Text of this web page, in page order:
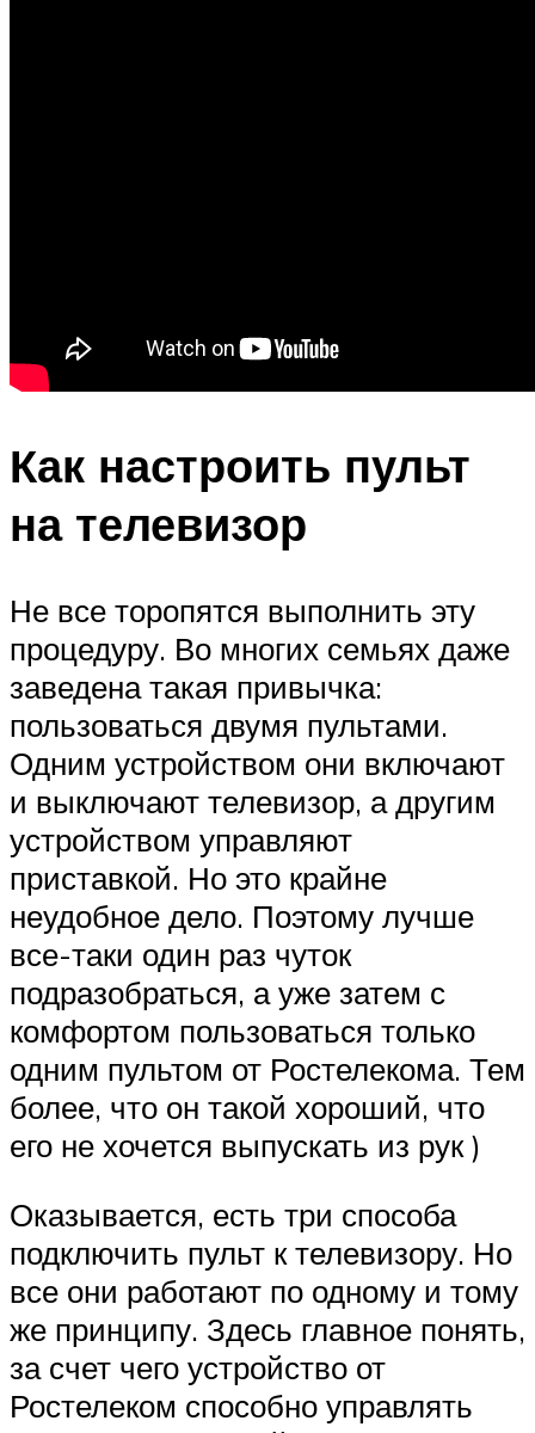
Как настроить пульт
на телевизор
Не все торопятся выполнить эту
процедуру. Во многих семьях даже
заведена такая привычка:
пользоваться двумя пультами.
Одним устройством они включают
и выключают телевизор, а другим
устройством управляют
приставкой. Но это крайне
неудобное дело. Поэтому лучше
все-таки один раз чуток
подразобраться, а уже затем с
комфортом пользоваться только
одним пультом от Ростелекома. Тем
более, что он такой хороший, что
его не хочется выпускать из рук )
Оказывается, есть три способа
подключить пульт к телевизору. Но
все они работают по одному и тому
же принципу. Здесь главное понять,
за счет чего устройство от
Ростелеком способно управлять